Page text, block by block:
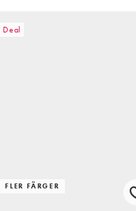
Deal
FLER FÄRGER